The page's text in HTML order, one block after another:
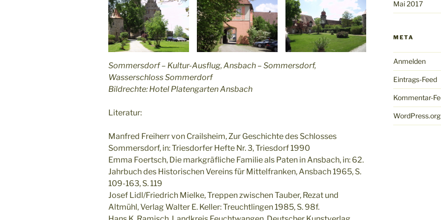
Sommersdorf – Kultur-Ausflug, Ansbach – Sommersdorf,
Wasserschloss Sommerdorf
Bildrechte: Hotel Platengarten Ansbach
Literatur:
Manfred Freiherr von Crailsheim, Zur Geschichte des Schlosses
Sommersdorf, in: Triesdorfer Hefte Nr. 3, Triesdorf 1990
Emma Foertsch, Die markgräfliche Familie als Paten in Ansbach, in: 62.
Jahrbuch des Historischen Vereins für Mittelfranken, Ansbach 1965, S.
109-163, S. 119
Josef Lidl/Friedrich Mielke, Treppen zwischen Tauber, Rezat und
Altmühl, Verlag Walter E. Keller: Treuchtlingen 1985, S. 98f.
Mai 2017
META
Anmelden
Eintrags-Feed
Kommentar-
WordPress.org